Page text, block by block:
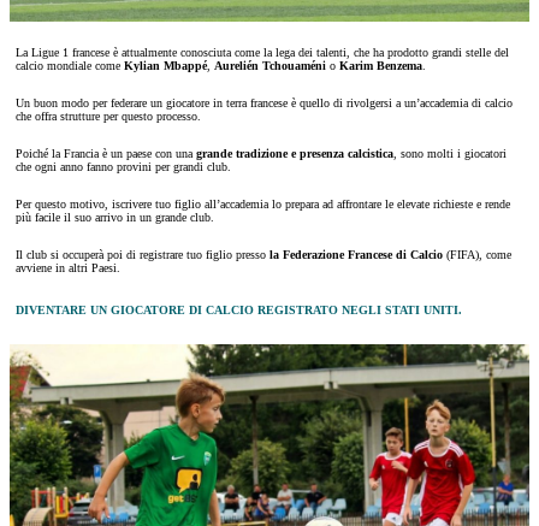
La Ligue 1 francese è attualmente conosciuta come la lega dei talenti, che ha prodotto grandi stelle del
calcio mondiale come Kylian Mbappé, Aurelién Tchouaméni o Karim Benzema.
Un buon modo per federare un giocatore in terra francese è quello di rivolgersi a un’accademia di calcio
che offra strutture per questo processo.
Poiché la Francia è un paese con unagrande tradizione e presenza calcistica, sono molti i giocatori
che ogni anno fanno provini per grandi club.
Per questo motivo, iscrivere tuo figlio all’accademia lo prepara ad affrontare le elevate richieste e rende
più facile il suo arrivo in un grande club.
Il club si occuperà poi di registrare tuo figlio presso la Federazione Francese di Calcio (FIFA), come
avviene in altri Paesi.
DIVENTARE UN GIOCATORE DI CALCIO REGISTRATO NEGLI STATI UNITI.